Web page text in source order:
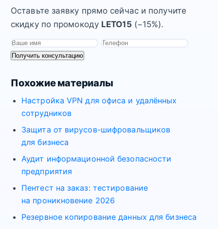
Оставьте заявку прямо сейчас и получите
скидку по промокоду LETO15 (−15%).
Получить консультацию
Похожие материалы
Настройка VPN для офиса и удалённых
сотрудников
Защита от вирусов-шифровальщиков
для бизнеса
Аудит информационной безопасности
предприятия
Пентест на заказ: тестирование
на проникновение 2026
Резервное копирование данных для бизнеса